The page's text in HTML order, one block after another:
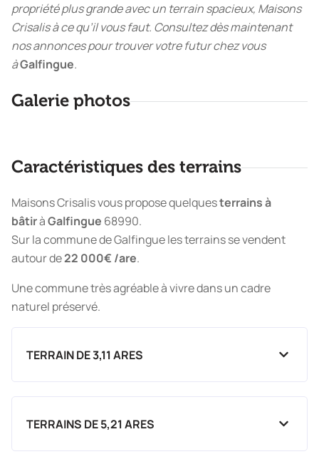
propriété plus grande avec un terrain spacieux, Maisons
Crisalis à ce qu’il vous faut. Consultez dès maintenant
nos annonces pour trouver votre futur chez vous
àGalfingue.
Galerie photos
Caractéristiques des terrains
Maisons Crisalis vous propose quelquesterrains à
bâtiràGalfingue 68990.
Sur la commune de Galfingue les terrains se vendent
autour de22 000€ /are.
Une commune très agréable à vivre dans un cadre
naturel préservé.
TERRAIN DE 3,11 ARES
TERRAINS DE 5,21 ARES